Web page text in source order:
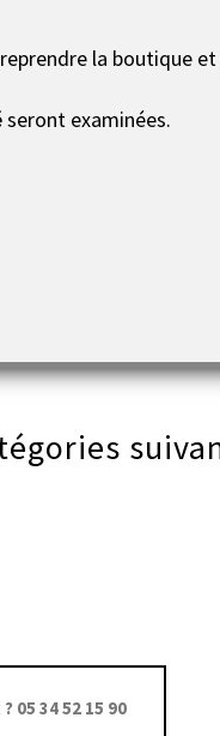
34 52 15 90
la boutique
seront examinées.